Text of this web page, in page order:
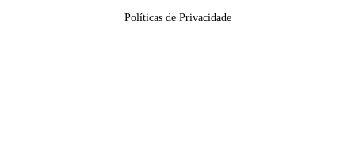
Políticas de Privacidade